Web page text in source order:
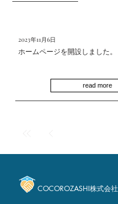
2023年11月6日
ホームページを開設しました。
read more
COCOROZASHI株式会社